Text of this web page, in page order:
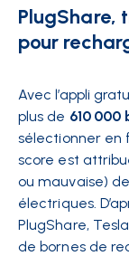
PlugShare,
pour
Avec l’appli
plus de 610 000
sélectionner en
score est
ou mauvaise)
électriques.
PlugShare,
de bornes de